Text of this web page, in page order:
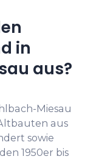
in
aus?
Miesau
aus
sowie
1950er bis